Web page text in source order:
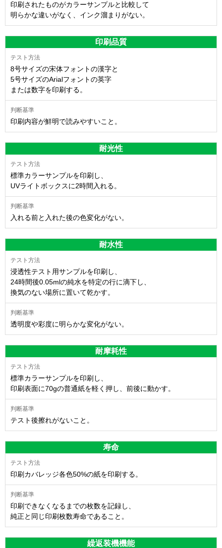
印刷されたものがカラーサンプルと比較して
明らかな違いがなく、インク溜まりがない。
印刷品質
8号サイズの宋体フォントの漢字と
5号サイズのArialフォントの英字
または数字を印刷する。
印刷内容が鮮明で読みやすいこと。
耐光性
標準カラーサンプルを印刷し、
UVライトボックスに2時間入れる。
入れる前と入れた後の色変化がない。
耐水性
浸透性テスト用サンプルを印刷し、
24時間後0.05mlの純水を特定の行に滴下し、
換気のない場所に置いて乾かす。
透明度や彩度に明らかな変化がない。
耐摩耗性
標準カラーサンプルを印刷し、
印刷表面に70gの普通紙を軽く押し、前後に動かす。
テスト後擦れがないこと。
寿命
印刷カバレッジ各色50%の紙を印刷する。
印刷できなくなるまでの枚数を記録し、
純正と同じ印刷枚数寿命であること。
繰返装機機能